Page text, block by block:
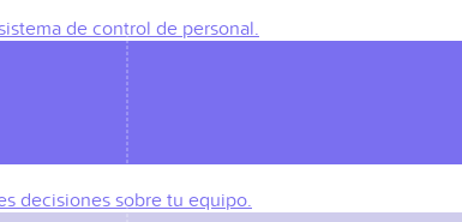
de control de personal.
decisiones sobre tu equipo.